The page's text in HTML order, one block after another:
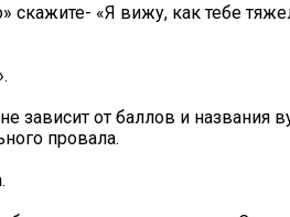
скажите- «Я вижу, как тебе
от баллов и названия
провала.